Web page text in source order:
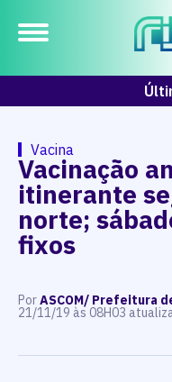
Vacina
Vacinação
itinerante
norte;
fixos
PorASCOM/ Prefeitura
21/11/19 às 08H03